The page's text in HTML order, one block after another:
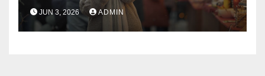
JUN 3, 2026 ADMIN